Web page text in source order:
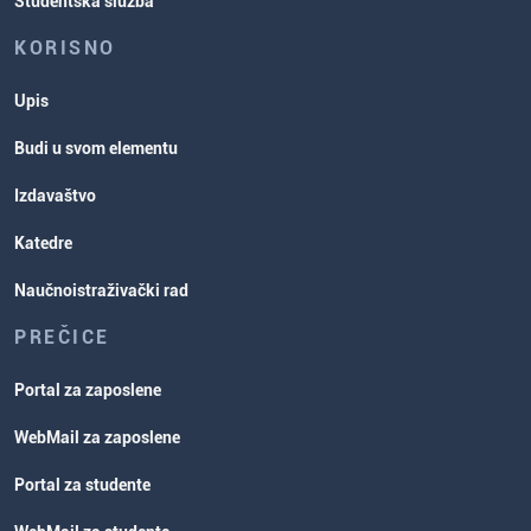
KORISNO
Upis
Budi u svom elementu
Izdavaštvo
Katedre
Naučnoistraživački rad
PREČICE
Portal za zaposlene
WebMail za zaposlene
Portal za studente